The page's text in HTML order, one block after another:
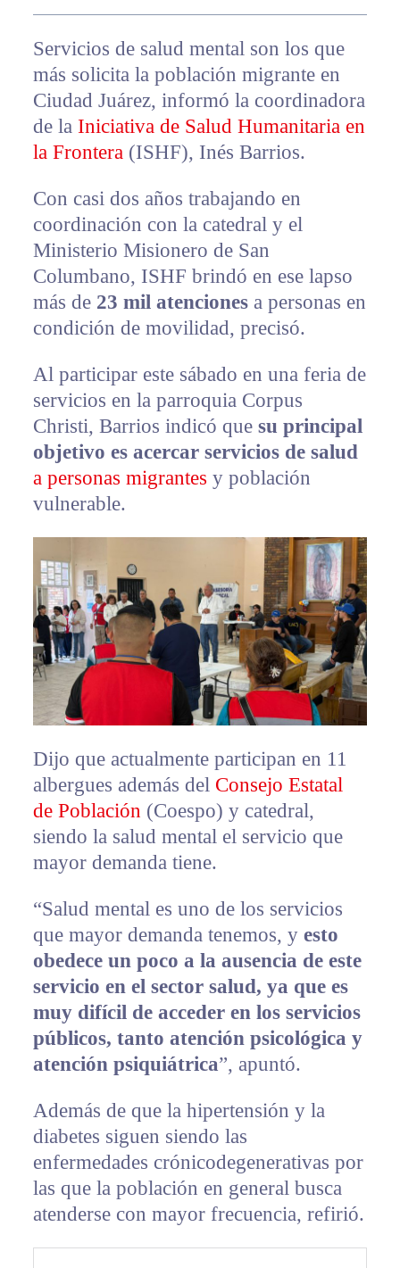
Servicios de salud mental son los que
más solicita la población migrante en
Ciudad Juárez, informó la coordinadora
de la Iniciativa de Salud Humanitaria en
la Frontera(ISHF), Inés Barrios.
Con casi dos años trabajando en
coordinación con la catedral y el
Ministerio Misionero de San
Columbano, ISHF brindó en ese lapso
más de 23 mil atencionesa personas en
condición de movilidad, precisó.
Al participar este sábado en una feria de
servicios en la parroquia Corpus
Christi, Barrios indicó que su principal
objetivo es acercar servicios de salud
a personas migrantes y población
vulnerable.
Dijo que actualmente participan en 11
albergues además del Consejo Estatal
de Población (Coespo) y catedral,
siendo la salud mental el servicio que
mayor demanda tiene.
“Salud mental es uno de los servicios
que mayor demanda tenemos, y esto
obedece un poco a la ausencia de este
servicio en el sector salud, ya que es
muy difícil de acceder en los servicios
públicos, tanto atención psicológica y
atención psiquiátrica”, apuntó.
Además de que la hipertensión y la
diabetes siguen siendo las
enfermedades crónicodegenerativas por
las que la población en general busca
atenderse con mayor frecuencia, refirió.